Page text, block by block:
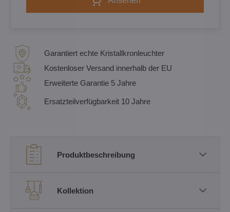
Garantiert echte Kristallkronleuchter
Kostenloser Versand innerhalb der EU
Erweiterte Garantie 5 Jahre
Ersatzteilverfügbarkeit 10 Jahre
Produktbeschreibung
Kollektion